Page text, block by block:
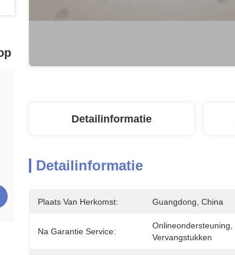
Detailinformatie
Detailinformatie
Plaats Van Herkomst: Guangdong, China
Na Garantie Service:
Onlineondersteuning,
Vervangstukken